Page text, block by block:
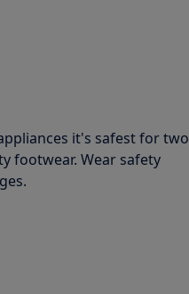
it's safest for two
footwear. Wear safety